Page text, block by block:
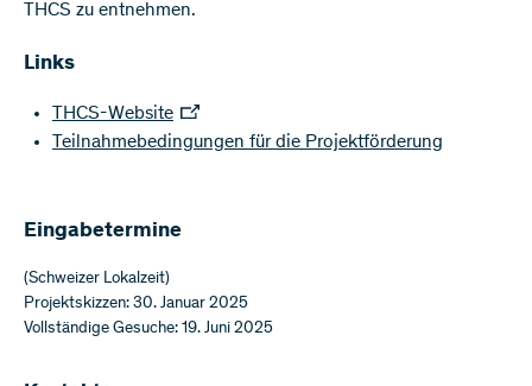
THCS zu entnehmen.
Links
THCS-Website
Teilnahmebedingungen für die Projektförderung
Eingabetermine
(Schweizer Lokalzeit)
Projektskizzen: 30. Januar 2025
Vollständige Gesuche: 19. Juni 2025